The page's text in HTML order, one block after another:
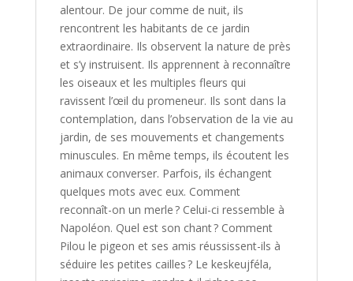
alentour. De jour comme de nuit, ils
rencontrent les habitants de ce jardin
extraordinaire. Ils observent la nature de près
et s’y instruisent. Ils apprennent à reconnaître
les oiseaux et les multiples fleurs qui
ravissent l’œil du promeneur. Ils sont dans la
contemplation, dans l’observation de la vie au
jardin, de ses mouvements et changements
minuscules. En même temps, ils écoutent les
animaux converser. Parfois, ils échangent
quelques mots avec eux. Comment
reconnaît-on un merle ? Celui-ci ressemble à
Napoléon. Quel est son chant ? Comment
Pilou le pigeon et ses amis réussissent-ils à
séduire les petites cailles ? Le keskeujféla,